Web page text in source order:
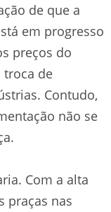
de que a
em progresso
preços do
troca de
Contudo,
não se
Com a alta
praças nas